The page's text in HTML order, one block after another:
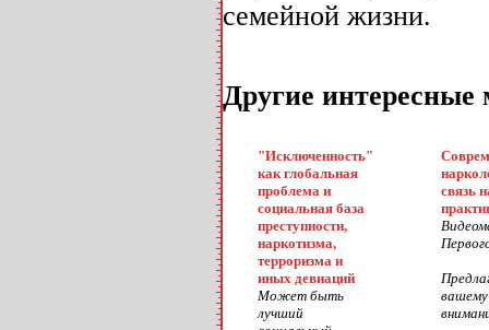
семейной жизни.
Другие
"Исключенность"
как глобальная
проблема и
социальная база
преступности,
наркотизма,
терроризма и
иных девиаций
Может быть
лучший
связь
вашему